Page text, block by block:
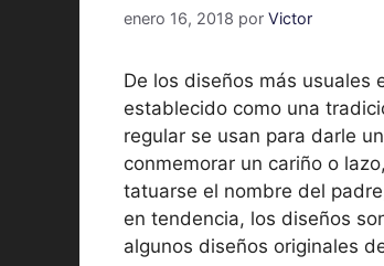
enero 16, 2018 por Victor
De los diseños más usuales
establecido como una
regular se usan para darle
conmemorar un cariño o
tatuarse el nombre del
en tendencia, los diseños
algunos diseños originales